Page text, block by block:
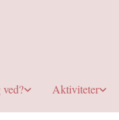
Aktiviteter